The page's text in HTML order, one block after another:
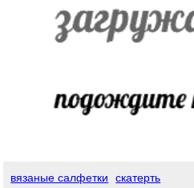
вязаные салфетки скатерть